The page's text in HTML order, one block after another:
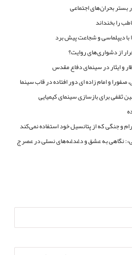
بستر بحران‌های اجتماعی
را بخنداند
دیپلماسی و شجاعت پیش برد
از دشواری‌های روایت؟
و ایثار در سینمای دفاع مقدس
و امام زاده ای دور افتاده در قاب سینما
ثقفی برای بازسازی سینمای کیمیایی
و جنگی که از پتانسیل خود استفاده نمی‌کند
نگاهی به عشق و دغدغه‌های نسلی در عصر ج